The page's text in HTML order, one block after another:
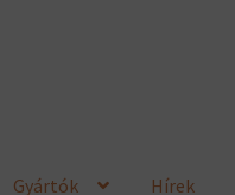
Gyártók Hírek